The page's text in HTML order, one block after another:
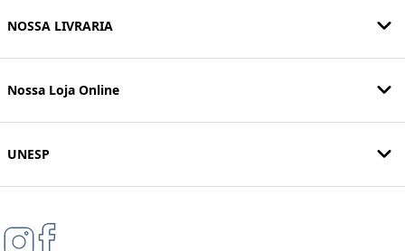
NOSSA LIVRARIA
Nossa Loja Online
UNESP